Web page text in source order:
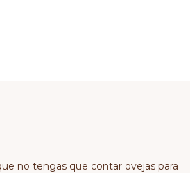
no tengas que contar ovejas para